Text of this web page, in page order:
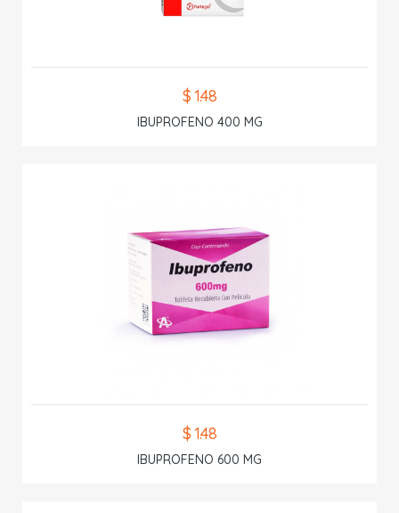
$ 1.48
IBUPROFENO 400 MG
$ 1.48
IBUPROFENO 600 MG